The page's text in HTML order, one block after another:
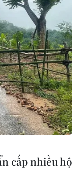
cấp nhiều hộ